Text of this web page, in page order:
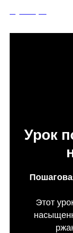
Урок
Этот